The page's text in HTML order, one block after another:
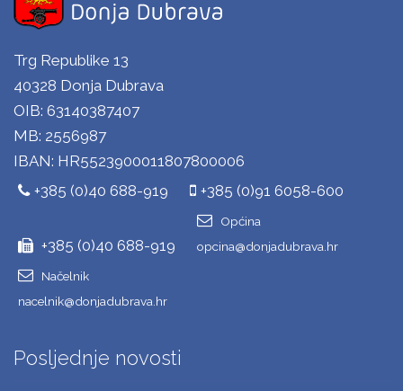
Trg Republike 13
40328 Donja Dubrava
OIB: 63140387407
MB: 2556987
IBAN: HR5523900011807800006
+385 (0)40 688-919
+385 (0)91 6058-600
+385 (0)40 688-919
Općina
opcina@donjadubrava.hr
Načelnik
nacelnik@donjadubrava.hr
Posljednje novosti